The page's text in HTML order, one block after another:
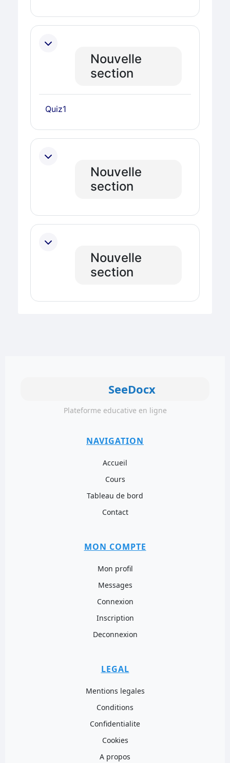
Nouvelle
section
Quiz1Test
Nouvelle
section
Nouvelle
section
SeeDocx
Plateforme educative en ligne
NAVIGATION
Accueil
Cours
Tableau de bord
Contact
MON COMPTE
Mon profil
Messages
Connexion
Inscription
Deconnexion
LEGAL
Mentions legales
Conditions
Confidentialite
Cookies
A propos